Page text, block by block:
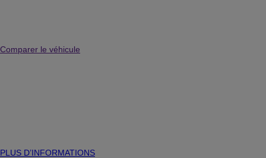
Comparer le véhicule
PLUS D’INFORMATIONS